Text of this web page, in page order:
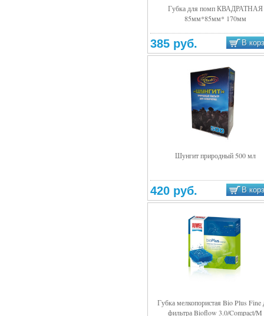
Губка для помп КВАДРАТНАЯ
85мм*85мм* 170мм
385 руб. В
Шунгит природный 500 мл
420 руб. В
Подробнее
Губка мелкопористая Bio Plus Fine
фильтра Bioflow 3.0/Compact/M